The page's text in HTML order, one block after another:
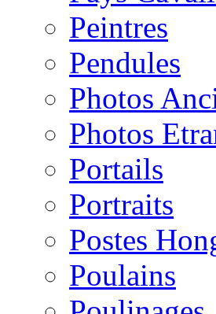
Peintres
Pendules
Photos
Photos
Portails
Portraits
Postes
Poulains